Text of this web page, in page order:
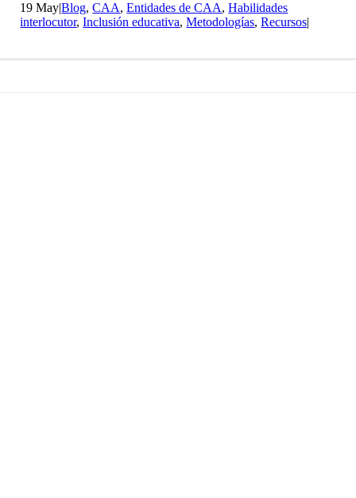
19 May|Blog,CAA,Entidades de CAA,Habilidades
interlocutor,Inclusión educativa,Metodologías,Recursos|